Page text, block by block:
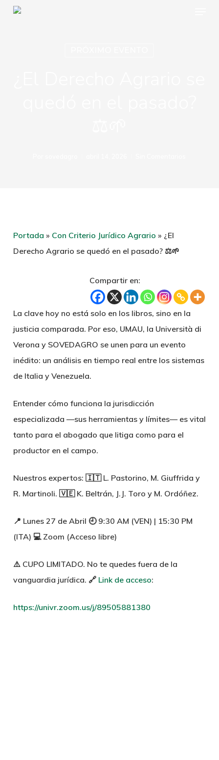
Skip
Portada » Con Criterio Jurídico Agrario » ¿El
Derecho Agrario se quedó en el pasado? ⚖️🌱
Compartir en:
La clave hoy no está solo en los libros, sino en la
justicia comparada. Por eso, UMAU, la Università di
Verona y SOVEDAGRO se unen para un evento
inédito: un análisis en tiempo real entre los sistemas
de Italia y Venezuela.
Entender cómo funciona la jurisdicción
especializada —sus herramientas y límites— es vital
tanto para el abogado que litiga como para el
productor en el campo.
Nuestros expertos: 🇮🇹 L. Pastorino, M. Giuffrida y
R. Martinoli. 🇻🇪 K. Beltrán, J.J. Toro y M. Ordóñez.
📍 Lunes 27 de Abril 🕘 9:30 AM (VEN) | 15:30 PM
(ITA) 💻 Zoom (Acceso libre)
⚠️ CUPO LIMITADO. No te quedes fuera de la
vanguardia jurídica. 🔗 Link de acceso:
https://univr.zoom.us/j/89505881380